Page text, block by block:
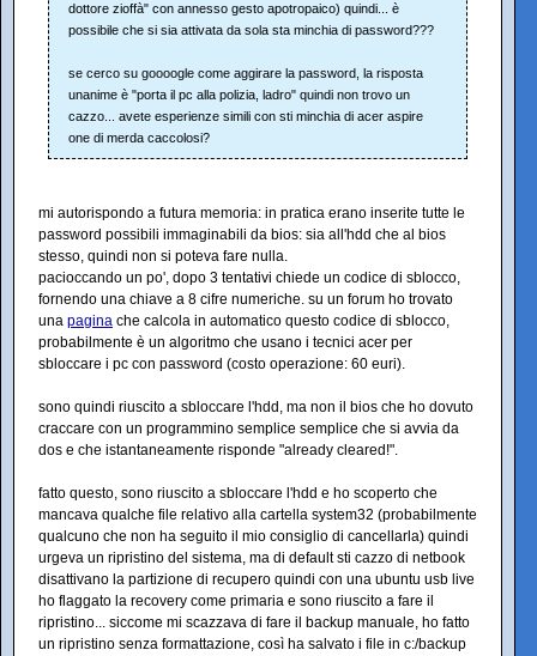
dottore zioffà" con annesso gesto apotropaico) quindi... è
possibile che si sia attivata da sola sta minchia di password???
se cerco su goooogle come aggirare la password, la risposta
unanime è "porta il pc alla polizia, ladro" quindi non trovo un
cazzo... avete esperienze simili con sti minchia di acer aspire
one di merda caccolosi?
mi autorispondo a futura memoria: in pratica erano inserite tutte le
password possibili immaginabili da bios: sia all'hdd che al bios
stesso, quindi non si poteva fare nulla.
pacioccando un po', dopo 3 tentativi chiede un codice di sblocco,
fornendo una chiave a 8 cifre numeriche. su un forum ho trovato
una pagina che calcola in automatico questo codice di sblocco,
probabilmente è un algoritmo che usano i tecnici acer per
sbloccare i pc con password (costo operazione: 60 euri).
sono quindi riuscito a sbloccare l'hdd, ma non il bios che ho dovuto
craccare con un programmino semplice semplice che si avvia da
dos e che istantaneamente risponde "already cleared!".
fatto questo, sono riuscito a sbloccare l'hdd e ho scoperto che
mancava qualche file relativo alla cartella system32 (probabilmente
qualcuno che non ha seguito il mio consiglio di cancellarla) quindi
urgeva un ripristino del sistema, ma di default sti cazzo di netbook
disattivano la partizione di recupero quindi con una ubuntu usb live
ho flaggato la recovery come primaria e sono riuscito a fare il
ripristino... siccome mi scazzava di fare il backup manuale, ho fatto
un ripristino senza formattazione, così ha salvato i file in c:/backup